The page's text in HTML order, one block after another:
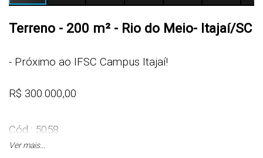
Terreno - 200 m² - Rio do Meio- Itajaí/SC
- Próximo ao IFSC Campus Itajaí!
R$ 300.000,00
Cód.: 5058
Ver mais...